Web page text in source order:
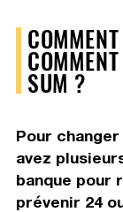
SUM ?
Pour
avez
banque pour
prévenir 24